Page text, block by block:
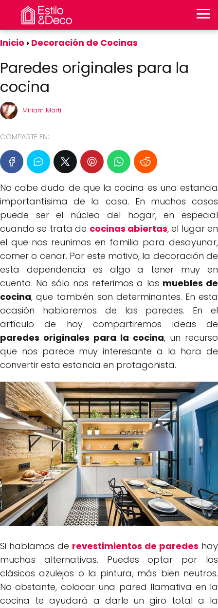
Inicio Decoración de Cocinas
Paredes originales para la
cocina
Miriam Marti
COMPARTE EN:
No cabe duda de que la cocina es una estancia
importantísima de la casa. En muchos casos
puede ser el núcleo del hogar, en especial
cuando se trata de cocinas abiertas, el lugar en
el que nos reunimos en familia para desayunar,
comer o cenar. Por este motivo, la decoración de
esta dependencia es algo a tener muy en
cuenta. No sólo nos referimos a los muebles de
cocina, que también son determinantes. En esta
ocasión hablaremos de las paredes. En el
artículo de hoy compartiremos ideas de
paredes originales para la cocina, un recurso
que nos parece muy interesante a la hora de
convertir esta estancia en protagonista.
Si hablamos de revestimientos de paredes hay
muchas alternativas. Puedes optar por los
clásicos azulejos o la pintura, más bien neutros.
No obstante, colocar una pared llamativa en la
cocina te ayudará a darle un giro total a la